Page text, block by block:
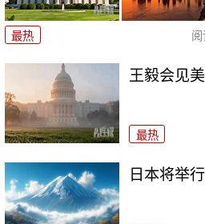
最热
王毅会见
最热
日本将举